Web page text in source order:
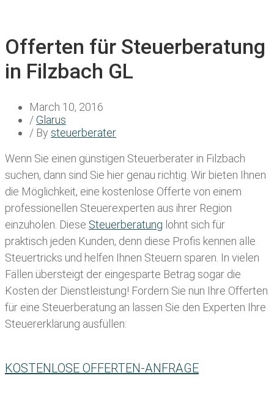
Offerten für Steuerberatung
in Filzbach GL
March 10, 2016
/Glarus
/ By steuerberater
Wenn Sie einen günstigen Steuerberater in Filzbach
suchen, dann sind Sie hier genau richtig. Wir bieten Ihnen
die Möglichkeit, eine kostenlose Offerte von einem
professionellen Steuerexperten aus ihrer Region
einzuholen. Diese Steuerberatung lohnt sich für
praktisch jeden Kunden, denn diese Profis kennen alle
Steuertricks und helfen Ihnen Steuern sparen. In vielen
Fällen übersteigt der eingesparte Betrag sogar die
Kosten der Dienstleistung! Fordern Sie nun Ihre Offerten
für eine Steuerberatung an lassen Sie den Experten Ihre
Steuererklärung ausfüllen:
KOSTENLOSE OFFERTEN-ANFRAGE